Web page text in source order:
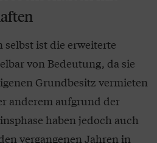
selbst ist die erweiterte
von Bedeutung, da sie
Grundbesitz vermieten
anderem aufgrund der
haben jedoch auch
vergangenen Jahren in